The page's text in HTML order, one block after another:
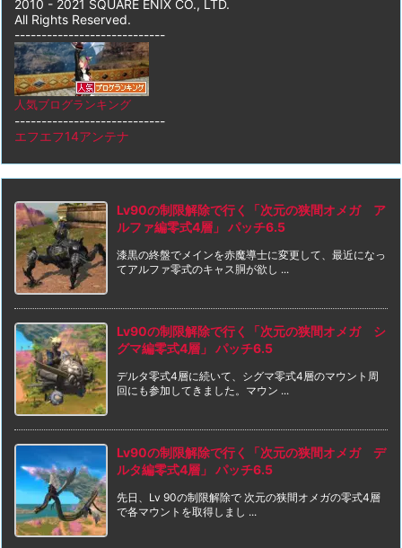
2010 - 2021 SQUARE ENIX CO., LTD.
All Rights Reserved.
----------------------------
人気ブログランキング
----------------------------
エフエフ14アンテナ
Lv90の制限解除で行く「次元の狭間オメガ ア
ルファ編零式4層」 パッチ6.5
漆黒の終盤でメインを赤魔導士に変更して、最近になっ
てアルファ零式のキャス胴が欲し ...
Lv90の制限解除で行く「次元の狭間オメガ シ
グマ編零式4層」 パッチ6.5
デルタ零式4層に続いて、シグマ零式4層のマウント周
回にも参加してきました。マウン ...
Lv90の制限解除で行く「次元の狭間オメガ デ
ルタ編零式4層」 パッチ6.5
先日、Lv 90の制限解除で 次元の狭間オメガの零式4層
で各マウントを取得しまし ...